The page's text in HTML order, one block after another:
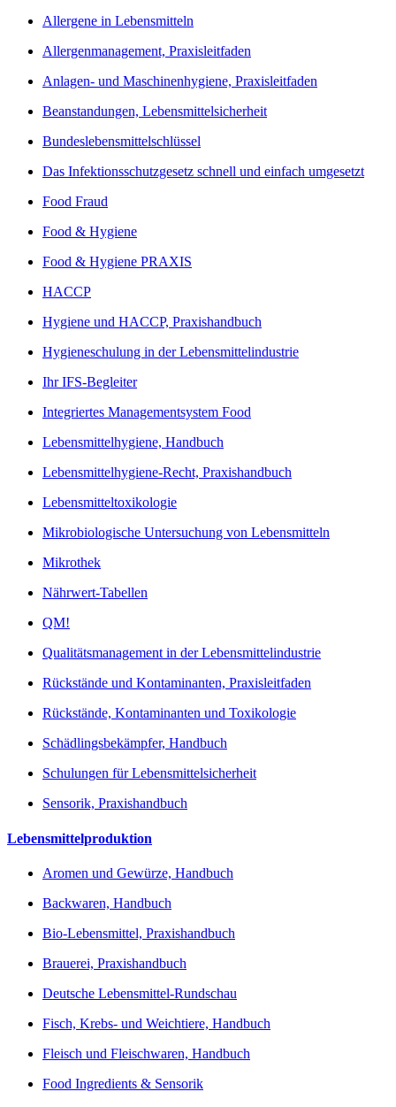
Allergene in Lebensmitteln
Allergenmanagement, Praxisleitfaden
Anlagen- und Maschinenhygiene, Praxisleitfaden
Beanstandungen, Lebensmittelsicherheit
Bundeslebensmittelschlüssel
Das Infektionsschutzgesetz schnell und einfach umgesetzt
Food Fraud
Food & Hygiene
Food & Hygiene PRAXIS
HACCP
Hygiene und HACCP, Praxishandbuch
Hygieneschulung in der Lebensmittelindustrie
Ihr IFS-Begleiter
Integriertes Managementsystem Food
Lebensmittelhygiene, Handbuch
Lebensmittelhygiene-Recht, Praxishandbuch
Lebensmitteltoxikologie
Mikrobiologische Untersuchung von Lebensmitteln
Mikrothek
Nährwert-Tabellen
QM!
Qualitätsmanagement in der Lebensmittelindustrie
Rückstände und Kontaminanten, Praxisleitfaden
Rückstände, Kontaminanten und Toxikologie
Schädlingsbekämpfer, Handbuch
Schulungen für Lebensmittelsicherheit
Sensorik, Praxishandbuch
Lebensmittelproduktion
Aromen und Gewürze, Handbuch
Backwaren, Handbuch
Bio-Lebensmittel, Praxishandbuch
Brauerei, Praxishandbuch
Deutsche Lebensmittel-Rundschau
Fisch, Krebs- und Weichtiere, Handbuch
Fleisch und Fleischwaren, Handbuch
Food Ingredients & Sensorik